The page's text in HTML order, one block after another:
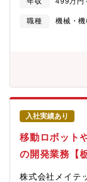
職種
機械・
入社実績あり
移動ロボット
の開発業務【
株式会社メイテ